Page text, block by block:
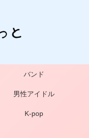
バンド
男性アイドル
K-pop